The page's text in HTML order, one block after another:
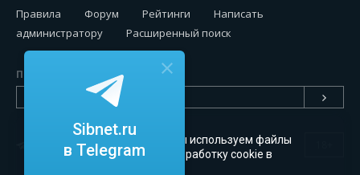
Правила Форум Рейтинги
Написать
администратору
Расширенный поиск
Подписаться на новинки
Чтобы сайт был удобным, мы используем файлы
cookie. Можете запретить обработку cookie в
Sibnet.ru
в Telegram